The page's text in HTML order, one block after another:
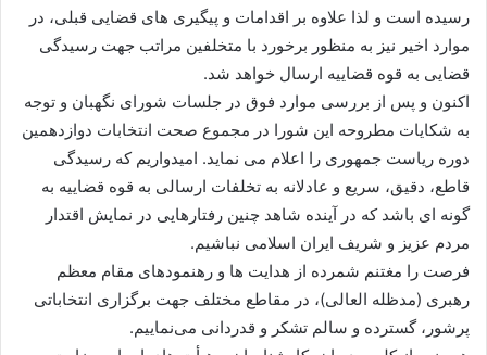
رسیده است و لذا علاوه بر اقدامات و پیگیری های قضایی قبلی، در
موارد اخیر نیز به منظور برخورد با متخلفین مراتب جهت رسیدگی
قضایی به قوه قضاییه ارسال خواهد شد.
اکنون و پس از بررسی موارد فوق در جلسات شورای نگهبان و توجه
به شکایات مطروحه این شورا در مجموع صحت انتخابات دوازدهمین
دوره ریاست جمهوری را اعلام می نماید. امیدواریم که رسیدگی
قاطع، دقیق، سریع و عادلانه به تخلفات ارسالی به قوه قضاییه به
گونه ای باشد که در آینده شاهد چنین رفتارهایی در نمایش اقتدار
مردم عزیز و شریف ایران اسلامی نباشیم.
فرصت را مغتنم شمرده از هدایت ها و رهنمودهای مقام معظم
رهبری (مدظله العالی)، در مقاطع مختلف جهت برگزاری انتخاباتی
پرشور، گسترده و سالم تشکر و قدردانی می‌نماییم.